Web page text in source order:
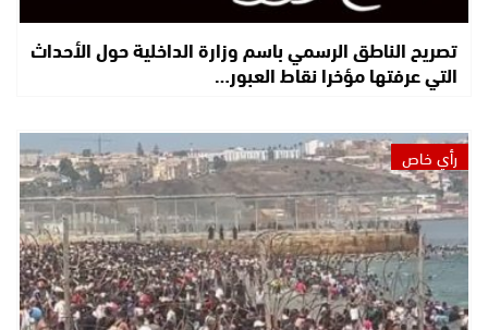
تصريح الناطق الرسمي باسم وزارة الداخلية حول الأحداث
التي عرفتها مؤخرا نقاط العبور…
رأي خاص